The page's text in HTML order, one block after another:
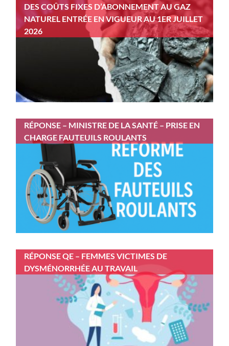
DES COÛTS FIXES D’ABONNEMENT AU GAZ
NATUREL ENTRÉE EN VIGUEUR AU 1ER JUILLET
2026
RÉPONSE – MINISTRE DE LA SANTÉ – PRISE EN
CHARGE FAUTEUILS ROULANTS
RÉPONSE QE – FEMMES VICTIMES DE
DYSMÉNORRHÉE AU TRAVAIL